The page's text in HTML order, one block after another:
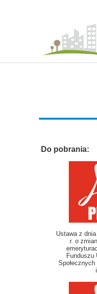
Do pobrania:
Ustawa z
r. o
Funduszu